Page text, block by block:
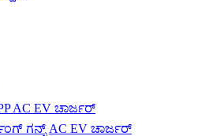
AC EV ಚಾರ್ಜರ್
ಗನ್ಸ್ AC EV ಚಾರ್ಜರ್